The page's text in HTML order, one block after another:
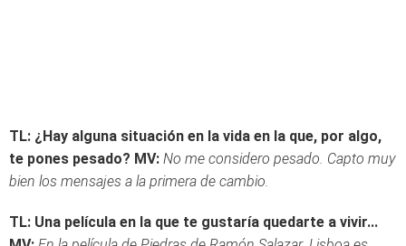
TL: ¿Hay alguna situación en la vida en la que, por algo,
te pones pesado? MV: No me considero pesado. Capto muy
bien los mensajes a la primera de cambio.
TL: Una película en la que te gustaría quedarte a vivir...